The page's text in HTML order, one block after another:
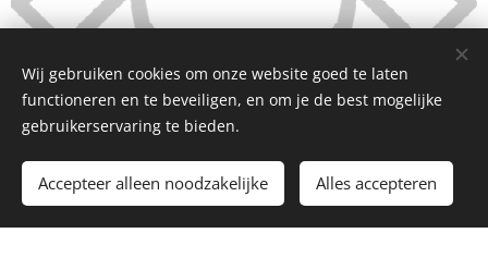
Wij gebruiken cookies om onze website goed te laten
functioneren en te beveiligen, en om je de best mogelijke
gebruikerservaring te bieden.
Accepteer alleen noodzakelijke Alles accepteren